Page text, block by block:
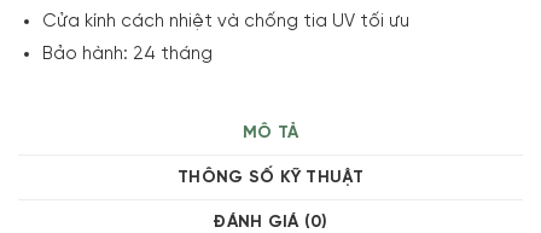
Cửa kính cách nhiệt và chống tia UV tối ưu
Bảo hành: 24 tháng
MÔ TẢ
THÔNG SỐ KỸ THUẬT
ĐÁNH GIÁ (0)